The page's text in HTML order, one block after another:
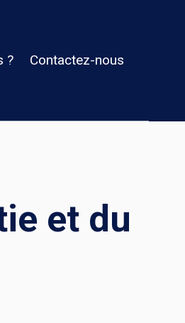
? Contactez-nous
et du